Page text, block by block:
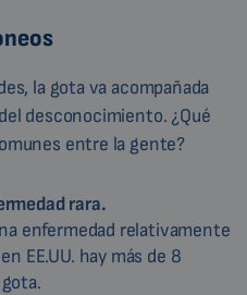
la gota va acompañada
desconocimiento. ¿Qué
entre la gente?
rara.
enfermedad relativamente
EE.UU. hay más de 8